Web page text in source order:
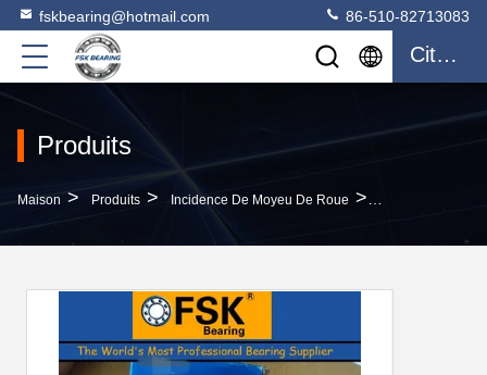
fskbearing@hotmail.com 86-510-82713083
Citation
Produits
Maison > Produits > Incidence De Moyeu De Roue >